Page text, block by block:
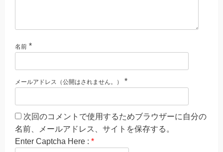
名前 *
メールアドレス（公開はされません。） *
次回のコメントで使用するためブラウザーに自分の
名前、メールアドレス、サイトを保存する。
Enter Captcha Here : *